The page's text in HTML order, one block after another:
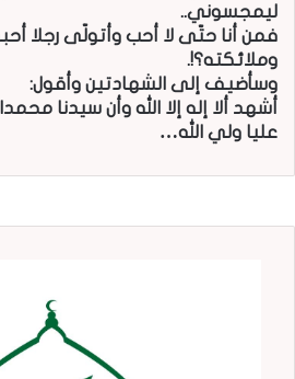
ليمجسوني..
فمن أنا حتّى لا أحب وأتولّى رجلا
وملائكته؟!.
وسأضيف إلى الشهادتين وأقول:
أشهد ألا إله إلا الله وأن سيدنا
عليا ولي الله…